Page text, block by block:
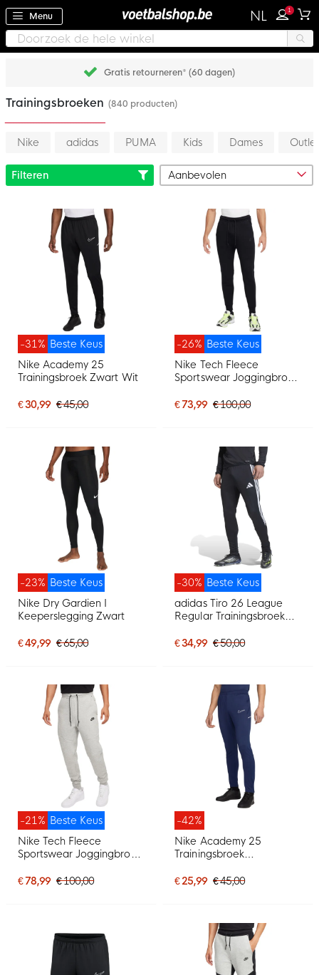
Menu NL 1
Gratis retourneren* (60 dagen)
Trainingsbroeken (840 producten)
Nike adidas PUMA Kids Dames Outlet
Filteren
Beste Keus
-31%
Nike Academy 25
Trainingsbroek Zwart Wit
€ 30,99 € 45,00
Beste Keus
-26%
Nike Tech Fleece
Sportswear Joggingbroek
€ 73,99 € 100,00
Beste Keus
-23%
Nike Dry Gardien I
Keeperslegging Zwart
€ 49,99 € 65,00
Beste Keus
-30%
adidas Tiro 26 League
Regular Trainingsbroek
€ 34,99 € 50,00
Beste Keus
-21%
Nike Tech Fleece
Sportswear Joggingbroek
€ 78,99 € 100,00
-42%
Nike Academy 25
Trainingsbroek
€ 25,99 € 45,00